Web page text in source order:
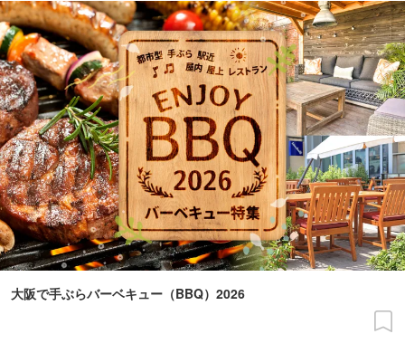
大阪で手ぶらバーベキュー（BBQ）2026